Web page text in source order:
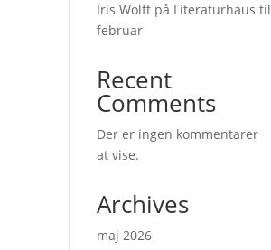
Iris Wolff på Literaturhaus til
februar
Recent
Comments
Der er ingen kommentarer
at vise.
Archives
maj 2026